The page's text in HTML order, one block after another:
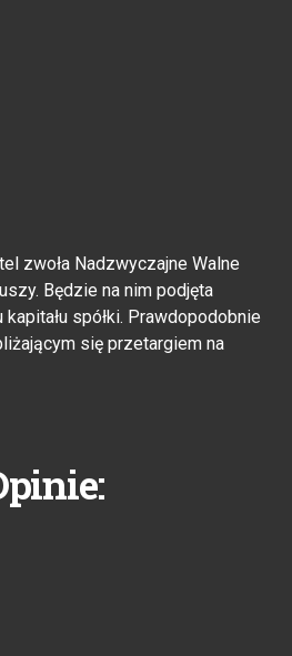
zwoła Nadzwyczajne Walne
Będzie na nim podjęta
spółki. Prawdopodobnie
się przetargiem na